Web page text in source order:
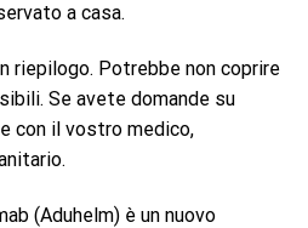
a casa.
riepilogo. Potrebbe non coprire
Se avete domande su
con il vostro medico,
(Aduhelm) è un nuovo